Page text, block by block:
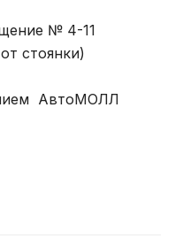
№ 4-11
стоянки)
АвтоМОЛЛ